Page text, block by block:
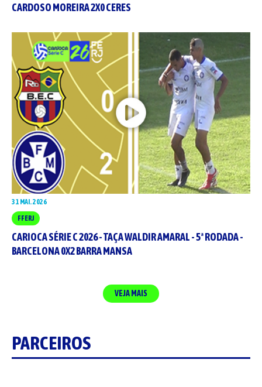
CARDOSO MOREIRA 2X0 CERES
31 MAI. 2026
FFERJ
CARIOCA SÉRIE C 2026 - TAÇA WALDIR AMARAL - 5ª RODADA -
BARCELONA 0X2 BARRA MANSA
VEJA MAIS
PARCEIROS